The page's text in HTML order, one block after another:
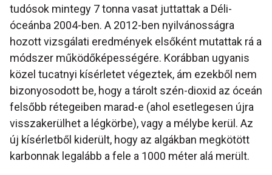
tudósok mintegy 7 tonna vasat juttattak a Déli-
óceánba 2004-ben. A 2012-ben nyilvánosságra
hozott vizsgálati eredmények elsőként mutattak rá a
módszer működőképességére. Korábban ugyanis
közel tucatnyi kísérletet végeztek, ám ezekből nem
bizonyosodott be, hogy a tárolt szén-dioxid az óceán
felsőbb rétegeiben marad-e (ahol esetlegesen újra
visszakerülhet a légkörbe), vagy a mélybe kerül. Az
új kísérletből kiderült, hogy az algákban megkötött
karbonnak legalább a fele a 1000 méter alá merült.